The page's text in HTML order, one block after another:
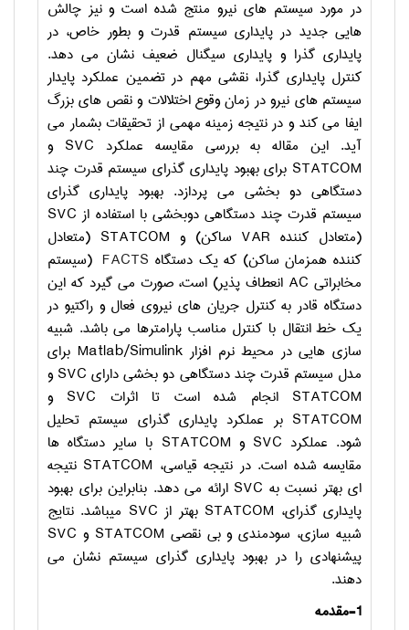
در مورد سیستم های نیرو منتج شده است و نیز چالش
هایی جدید در پایداری سیستم قدرت و بطور خاص، در
پایداری گذرا و پایداری سیگنال ضعیف نشان می دهد.
کنترل پایداری گذرا، نقشی مهم در تضمین عملکرد پایدار
سیستم های نیرو در زمان وقوع اختلالات و نقص های بزرگ
ایفا می کند و در نتیجه زمینه مهمی از تحقیقات بشمار می
آید. این مقاله به بررسی مقایسه عملکرد SVC و
STATCOM برای بهبود پایداری گذرای سیستم قدرت چند
دستگاهی دو بخشی می پردازد. بهبود پایداری گذرای
سیستم قدرت چند دستگاهی دوبخشی با استفاده از SVC
(متعادل کننده VAR ساکن) و STATCOM (متعادل
کننده همزمان ساکن) که یک دستگاه FACTS (سیستم
مخابراتی AC انعطاف پذیر) است، صورت می گیرد که این
دستگاه قادر به کنترل جریان های نیروی فعال و راکتیو در
یک خط انتقال با کنترل مناسب پارامترها می باشد. شبیه
سازی هایی در محیط نرم افزار Matlab/Simulink برای
مدل سیستم قدرت چند دستگاهی دو بخشی دارای SVCو
STATCOM انجام شده است تا اثرات SVC و
STATCOM بر عملکرد پایداری گذرای سیستم تحلیل
شود. عملکرد SVC و STATCOM با سایر دستگاه ها
مقایسه شده است. در نتیجه قیاسی، STATCOM نتیجه
ای بهتر نسبت به SVC ارائه می دهد. بنابراین برای بهبود
پایداری گذرای، STATCOM بهتر از SVC میباشد. نتایج
شبیه سازی، سودمندی و بی نقصی STATCOM و SVC
پیشنهادی را در بهبود پایداری گذرای سیستم نشان می
دهند.
1-مقدمه